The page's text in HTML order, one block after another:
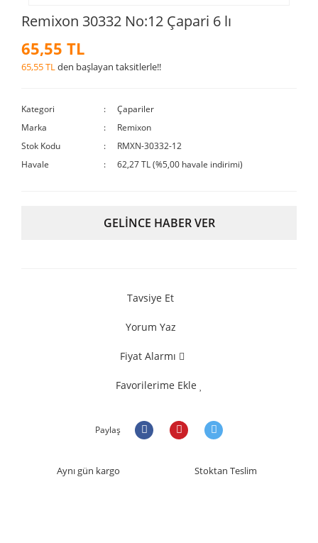
Remixon 30332 No:12 Çapari 6 lı
65,55 TL
65,55 TLden başlayan taksitlerle!!
Kategori
Çapariler
Marka
Remixon
Stok Kodu
RMXN-30332-12
Havale
62,27 TL (%5,00 havale indirimi)
GELİNCE HABER VER
Tavsiye Et
Yorum Yaz
Fiyat Alarmı
Favorilerime Ekle
Paylaş
Aynı gün kargo Stoktan Teslim